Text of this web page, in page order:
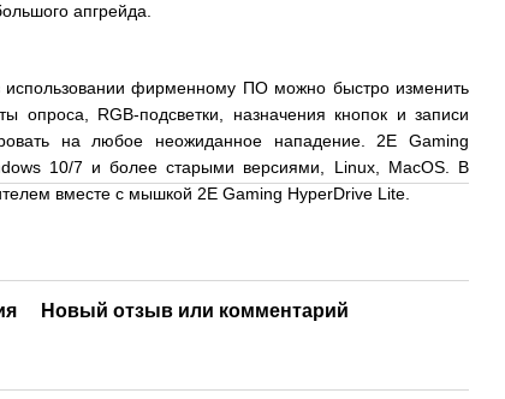
апгрейда.
фирменному ПО можно быстро изменить
опроса, RGB-подсветки, назначения кнопок и записи
на любое неожиданное нападение. 2E Gaming
10/7 и более старыми версиями, Linux, MacOS. В
вместе с мышкой 2E Gaming HyperDrive Lite.
Новый отзыв или комментарий